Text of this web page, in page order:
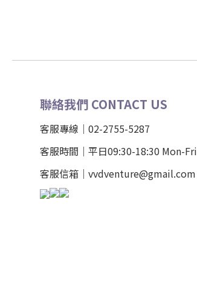
聯絡我們 CONTACT US
客服專線｜02-2755-5287
客服時間｜平日09:30-18:30 Mon-Fri
客服信箱｜vvdventure@gmail.com